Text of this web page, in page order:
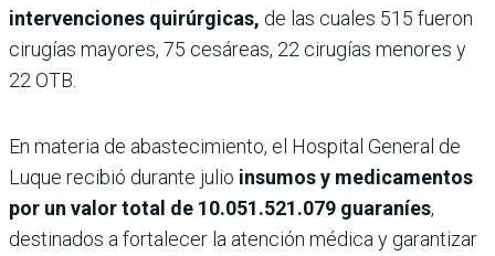
intervenciones quirúrgicas, de las cuales 515 fueron
cirugías mayores, 75 cesáreas, 22 cirugías menores y
22 OTB.
En materia de abastecimiento, el Hospital General de
Luque recibió durante julio insumos y medicamentos
por un valor total de 10.051.521.079 guaraníes,
destinados a fortalecer la atención médica y garantizar